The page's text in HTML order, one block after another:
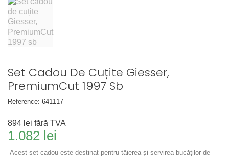
Set Cadou De Cuțite Giesser,
PremiumCut 1997 Sb
Reference: 641117
894 lei fără TVA
1.082 lei
Acest set cadou este destinat pentru tăierea și servirea bucăților de